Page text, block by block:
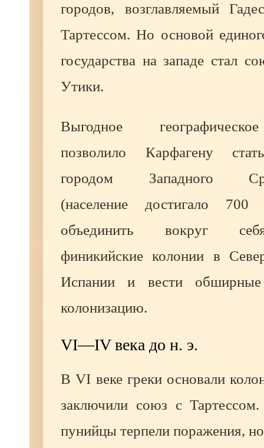
городов, возглавляемый
Тартессом. Но основой
государства на западе стал
Утики.
Выгодное
позволило Карфагену
городом Западного
(население достигало 700
объединить вокруг
финикийские колонии в
Испании и вести обширные
колонизацию.
VI—IV века до н. э.
В VI веке греки основали
заключили союз с Тартессом.
пунийцы терпели поражения,